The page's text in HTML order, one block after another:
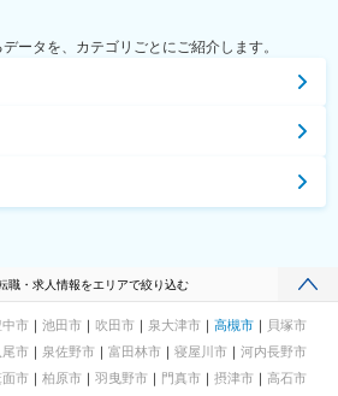
ータを、カテゴリごとにご紹介します。
職・求人情報をエリアで絞り込む
中市 池田市 吹田市 泉大津市 高槻市
貝塚市
尾市 泉佐野市 富田林市 寝屋川市
河内長野市
面市 柏原市 羽曳野市 門真市 摂津市
高石市